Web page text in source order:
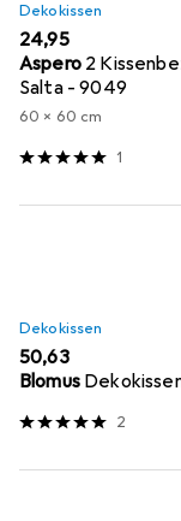
Dekokissen
EUR
24,95
Aspero 2
Salta - 9049
60 x 60 cm
1
Dekokissen
EUR
50,63
Blomus
2